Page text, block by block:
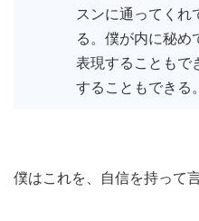
スンに通ってくれ
る。僕が内に秘め
表現することもで
することもできる
僕はこれを、自信を持って言